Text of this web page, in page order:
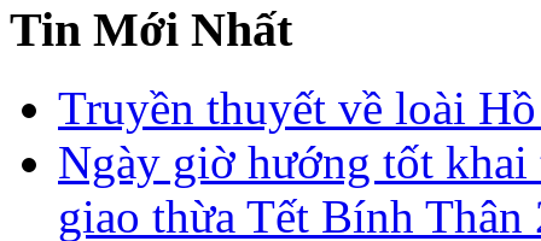
Tin Mới Nhất
Truyền thuyết về loài
Ngày giờ hướng tốt
giao thừa Tết Bính Thân